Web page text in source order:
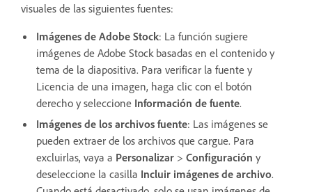
visuales de las siguientes fuentes:
Imágenes de Adobe Stock: La función sugiere
imágenes de Adobe Stock basadas en el contenido y
tema de la diapositiva. Para verificar la fuente y
Licencia de una imagen, haga clic con el botón
derecho y seleccione Información de fuente.
Imágenes de los archivos fuente: Las imágenes se
pueden extraer de los archivos que cargue. Para
excluirlas, vaya a Personalizar > Configuración y
deseleccione la casilla Incluir imágenes de archivo.